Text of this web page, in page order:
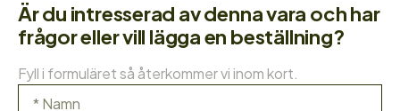
Är du intresserad av denna vara och har
frågor eller vill lägga en beställning?
Fyll i formuläret så återkommer vi inom kort.